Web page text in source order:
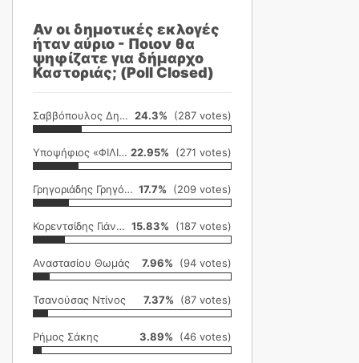
Αν οι δημοτικές εκλογές
ήταν αύριο - Ποιον θα
ψηφίζατε για δήμαρχο
Καστοριάς; (Poll Closed)
Σαββόπουλος Δημήτρης 24.3% (287 votes)
Υποψήφιος «ΦΙΛΙΚΗ ΕΤΑΙΡΕΙΑ» 22.95% (271 votes)
Γρηγοριάδης Γρηγόρης 17.7% (209 votes)
Κορεντσίδης Γιάννης 15.83% (187 votes)
Αναστασίου Θωμάς 7.96% (94 votes)
Τσανούσας Ντίνος 7.37% (87 votes)
Ρήμος Σάκης 3.89% (46 votes)